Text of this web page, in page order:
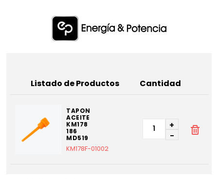
Listado de Productos Cantidad
TAPON
ACEITE
KM178
186
MD519
KM178F-01002
+
-